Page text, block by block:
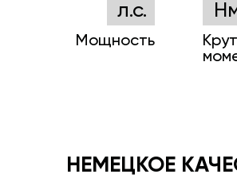
л.с.
Мощность
НЕМЕЦКОЕ